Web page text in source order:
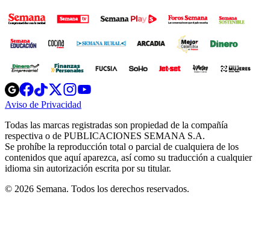
Opens
in
new
Opens
in
new
Opens
in
new
window
Opens
new
windowwindow
Aviso de Privacidad
new
window
Todas las marcas registradas son propiedad de la compañía
respectiva o de PUBLICACIONES SEMANA S.A.
Se prohíbe la reproducción total o parcial de cualquiera de los
contenidos que aquí aparezca, así como su traducción a cualquier
idioma sin autorización escrita por su titular.
© 2026 Semana. Todos los derechos reservados.